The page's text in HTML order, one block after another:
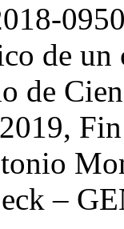
de un
de
–